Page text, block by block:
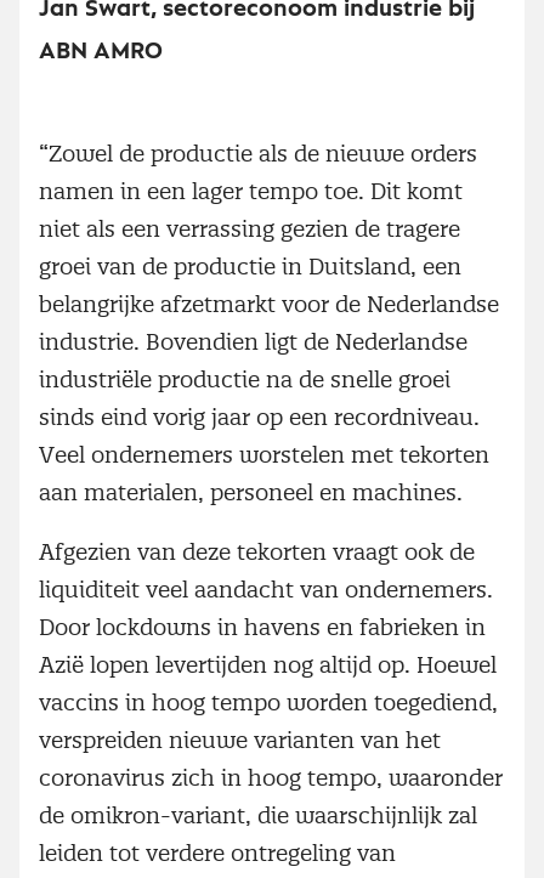
Jan Swart, sectoreconoom industrie bij
ABN AMRO
“Zowel de productie als de nieuwe orders
namen in een lager tempo toe. Dit komt
niet als een verrassing gezien de tragere
groei van de productie in Duitsland, een
belangrijke afzetmarkt voor de Nederlandse
industrie. Bovendien ligt de Nederlandse
industriële productie na de snelle groei
sinds eind vorig jaar op een recordniveau.
Veel ondernemers worstelen met tekorten
aan materialen, personeel en machines.
Afgezien van deze tekorten vraagt ook de
liquiditeit veel aandacht van ondernemers.
Door lockdowns in havens en fabrieken in
Azië lopen levertijden nog altijd op. Hoewel
vaccins in hoog tempo worden toegediend,
verspreiden nieuwe varianten van het
coronavirus zich in hoog tempo, waaronder
de omikron-variant, die waarschijnlijk zal
leiden tot verdere ontregeling van